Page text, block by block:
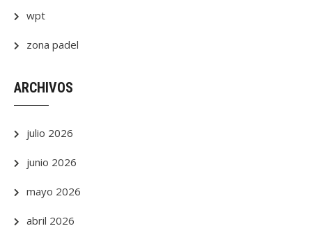
wpt
zona padel
ARCHIVOS
julio 2026
junio 2026
mayo 2026
abril 2026